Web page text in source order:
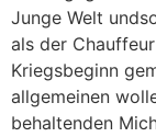
Junge Welt
als der
Kriegsbeginn
allgemeinen
behaltenden